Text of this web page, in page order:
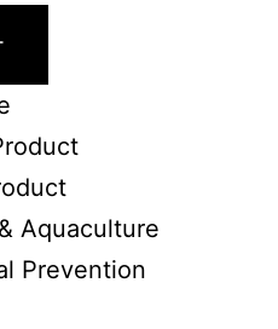
Aquaculture
Prevention